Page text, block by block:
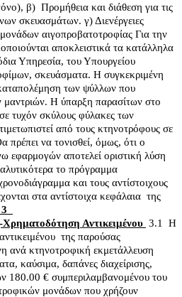
β) Προμήθεια και διάθεση για τις
σκευασμάτων. γ) Διενέργειες
αιγοπροβατοτροφίας Για την
αποκλειστικά τα κατάλληλα
Υπηρεσία, του Υπουργείου
σκευάσματα. Η συγκεκριμένη
των ψύλλων που
μαντριών. Η ύπαρξη παρασίτων στο
τυχόν σκύλους φύλακες των
από τους κτηνοτρόφους σε
πρέπει να τονισθεί, όμως, ότι ο
εφαρμογών αποτελεί οριστική λύση
το πρόγραμμα
και τους αντίστοιχους
στα αντίστοιχα κεφάλαια της
Αντικειμένου 3.1
Η
της παρούσας
ανά κτηνοτροφική εκμετάλλευση
καύσιμα, δαπάνες διαχείρισης,
180.00 € συμπεριλαμβανομένου του
μονάδων που χρήζουν